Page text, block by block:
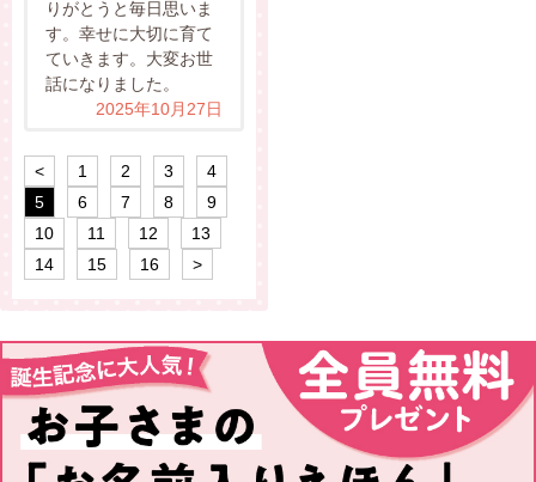
りがとうと毎日思いま
す。幸せに大切に育て
ていきます。大変お世
話になりました。
2025年10月27日
< 1 2 3
4
5
6 7 8
9
10
11 12
13
14
15 16 >